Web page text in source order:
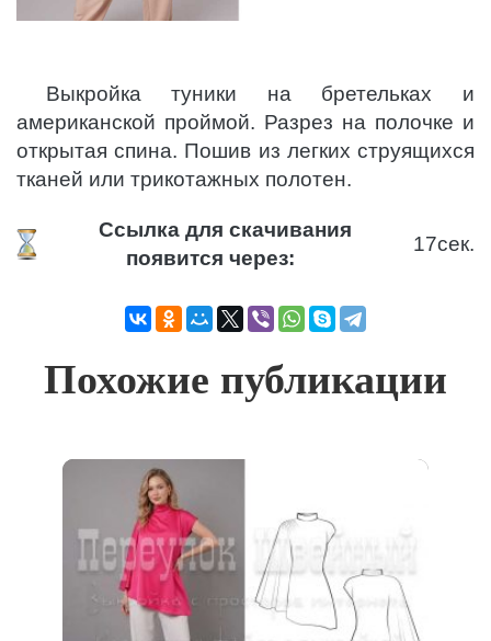
Выкройка туники на бретельках и
американской проймой. Разрез на полочке и
открытая спина. Пошив из легких струящихся
тканей или трикотажных полотен.
Ссылка для скачивания
появится через:
17сек.
Похожие публикации